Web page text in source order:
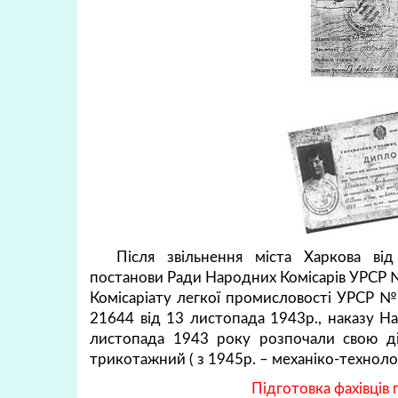
Після звільнення міста Харкова
постанови Ради Народних Комісарів
Комісаріату легкої промисловості
21644 від 13 листопада 1943р., наказу
листопада 1943 року розпочали свою
трикотажний ( з 1945р. – механіко-
Підготовка